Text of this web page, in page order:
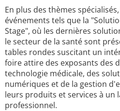
En plus des thèmes
événements tels que la
Stage", où les dernières
le secteur de la santé sont
tables rondes suscitant un
foire attire des exposants des
technologie médicale, des
numériques et de la gestion
leurs produits et services à un
professionnel.